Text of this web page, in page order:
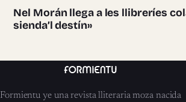
Nel Morán llega a les llibreríes
sienda’l destín»
Formientu ye una revista lliteraria moza nacida